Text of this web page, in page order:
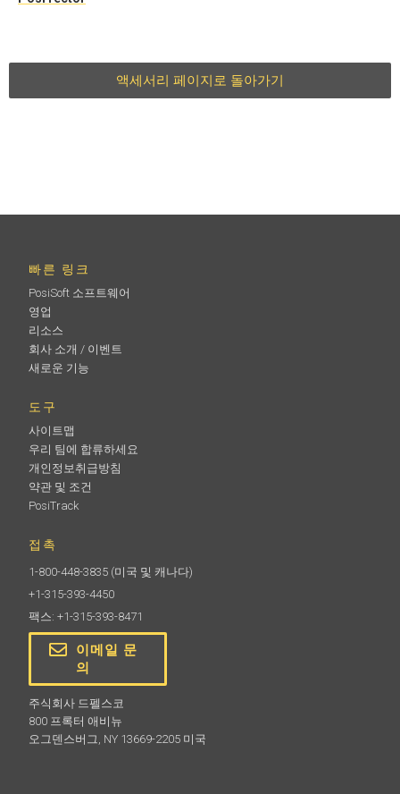
액세서리 페이지로 돌아가기
빠른 링크
PosiSoft 소프트웨어
영업
리소스
회사 소개 / 이벤트
새로운 기능
도구
사이트맵
우리 팀에 합류하세요
개인정보취급방침
약관 및 조건
PosiTrack
접촉
1-800-448-3835 (미국 및 캐나다)
+1-315-393-4450
팩스: +1-315-393-8471
이메일 문
의
주식회사 드펠스코
800 프록터 애비뉴
오그덴스버그, NY 13669-2205 미국